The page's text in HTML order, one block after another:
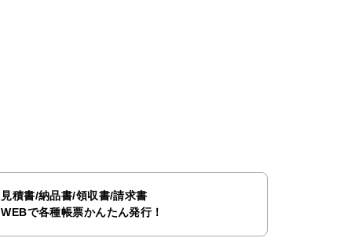
見積書/納品書/領収書/請求書
WEBで各種帳票かんたん発行！